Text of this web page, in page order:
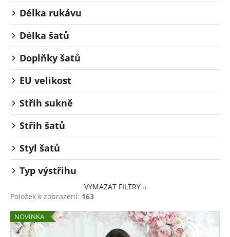
Délka rukávu
Délka šatů
Doplňky šatů
EU velikost
Střih sukně
Střih šatů
Styl šatů
Typ výstřihu
VYMAZAT FILTRY
Položek k zobrazení: 163
V
ý
NOVINKA